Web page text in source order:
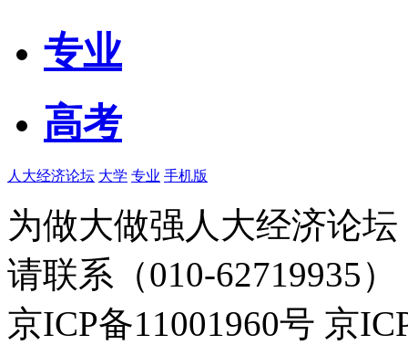
专业
高考
人大经济论坛 大学 专业 手机版
为做大做强人大经济论
请联系（010-62719935）
京ICP备11001960号 京